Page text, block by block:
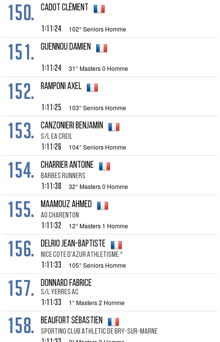
150. CADOT CLÉMENT
1:11:24 102° Seniors Homme
151. GUENNOU DAMIEN
1:11:24 31° Masters 0 Homme
152. RAMPONI AXEL
1:11:25 103° Seniors Homme
153. CANZONIERI BENJAMIN
S/L EA CREIL
1:11:26 104° Seniors Homme
154. CHARRIER ANTOINE
BARBES RUNNERS
1:11:30 32° Masters 0 Homme
155. MAAMOUZ AHMED
AO CHARENTON
1:11:32 12° Masters 1 Homme
156. DELRIO JEAN-BAPTISTE
NICE COTE D'AZUR ATHLETISME *
1:11:33 105° Seniors Homme
157. DONNARD FABRICE
S/L YERRES AC
1:11:33 1° Masters 2 Homme
158. BEAUFORT SÉBASTIEN
SPORTING CLUB ATHLETIC DE BRY-SUR-MARNE